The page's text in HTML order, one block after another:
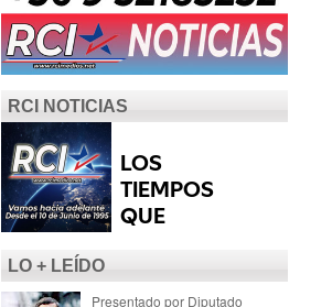
RCI NOTICIAS
LO + LEÍDO
Presentado por Diputado